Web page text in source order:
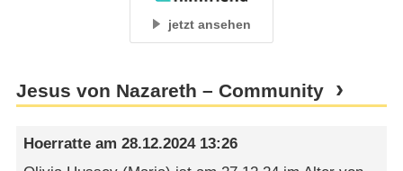
jetzt ansehen
Jesus von Nazareth – Community
Hoerratte am28.12.2024 13:26